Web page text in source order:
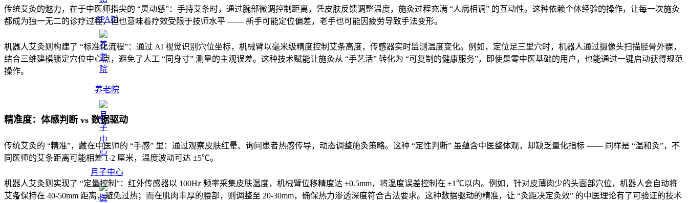
SPA馆
养老院
月子中心
传统艾灸的魅力，在于中医师指尖的 “灵动感”：手持艾条时，通过腕部微调控制距离，凭皮肤反馈调整温度，施灸过程充满 “人病相调” 的互动性。这种依赖个体经验的操作，让每一次施灸
都成为独一无二的诊疗过程，但也意味着疗效受限于技师水平 —— 新手可能定位偏差，老手也可能因疲劳导致手法变形。
机器人艾灸则构建了 “标准化流程”：通过 AI 视觉识别穴位坐标，机械臂以毫米级精度控制艾条高度，传感器实时监测温度变化。例如，定位足三里穴时，机器人通过摄像头扫描胫骨外髁，
结合三维建模锁定穴位中心点，避免了人工 “同身寸” 测量的主观误差。这种技术赋能让施灸从 “手艺活” 转化为 “可复制的健康服务”，即使是零中医基础的用户，也能通过一键启动获得规范
操作。
精准度：体感判断 vs 数据驱动
传统艾灸的 “精准”，藏在中医师的 “手感” 里：通过观察皮肤红晕、询问患者热感传导，动态调整施灸策略。这种 “定性判断” 虽蕴含中医整体观，却缺乏量化指标 —— 同样是 “温和灸”，不
同医师的艾条距离可能相差 1-2 厘米，温度波动可达 ±5℃。
机器人艾灸则实现了 “定量控制”：红外传感器以 100Hz 频率采集皮肤温度，机械臂位移精度达 ±0.5mm，将温度误差控制在 ±1℃以内。例如，针对皮薄肉少的头面部穴位，机器人会自动将
艾条保持在 40-50mm 距离，避免过热；而在肌肉丰厚的腰部，则调整至 20-30mm，确保热力渗透深度符合古法要求。这种数据驱动的精准，让 “灸距决定灸效” 的中医理论有了可验证的技术